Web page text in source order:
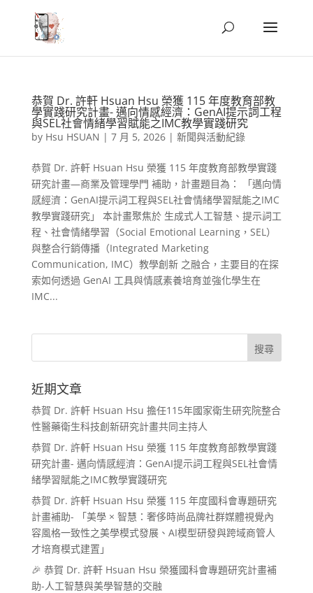
恭賀 Dr. 許軒 Hsuan Hsu 榮獲 115 年度教育部教
學實踐研究計畫- 邁向情感經濟：GenAI提示詞工程
與SEL社會情緒學習賦能之IMC教學實踐研究
by Hsu HSUAN | 7 月 5, 2026| 新聞與活動紀錄
恭賀 Dr. 許軒 Hsuan Hsu 榮獲 115 年度教育部教學實踐
研究計畫—商業及管理學門 補助，計畫題目為： 「邁向情
感經濟：GenAI提示詞工程與SEL社會情緒學習賦能之IMC
教學實踐研究」 本計畫聚焦於 生成式人工智慧、提示詞工
程、社會情緒學習（Social Emotional Learning，SEL）
與整合行銷傳播（Integrated Marketing
Communication, IMC）教學創新 之融合，主要目的在探
索如何透過 GenAI 工具與情感素養培育並強化學生在
IMC...
近期文章
恭賀 Dr. 許軒 Hsuan Hsu 擔任115年國家衛生研究院整合
性醫藥衛生科技創新研究計畫共同主持人
恭賀 Dr. 許軒 Hsuan Hsu 榮獲 115 年度教育部教學實踐
研究計畫- 邁向情感經濟：GenAI提示詞工程與SEL社會情
緒學習賦能之IMC教學實踐研究
恭賀 Dr. 許軒 Hsuan Hsu 榮獲 115 年度國科會專題研究
計畫補助- 「美學 × 智慧：奢侈時尚品牌社群媒體視覺內
容風格一致性之美學模式發展、AI模型研發與跨域商管人
才培育模式建置」
🎉 恭賀 Dr. 許軒 Hsuan Hsu 榮獲國科會專題研究計畫補
助-人工智慧與美學智慧的交融